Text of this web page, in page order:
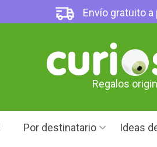
Envío gratuito a
Regalos
Por destinatario Ideas